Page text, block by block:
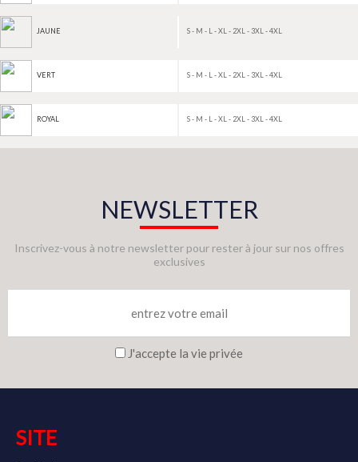
JAUNE S - M - L - XL - 2XL - 3XL - 4XL
VERT S - M - L - XL - 2XL - 3XL - 4XL
ROYAL S - M - L - XL - 2XL - 3XL - 4XL
NEWSLETTER
Inscrivez-vous à notre newsletter pour rester à jour sur nos offres
exclusives
J'accepte la vie privée
SITE